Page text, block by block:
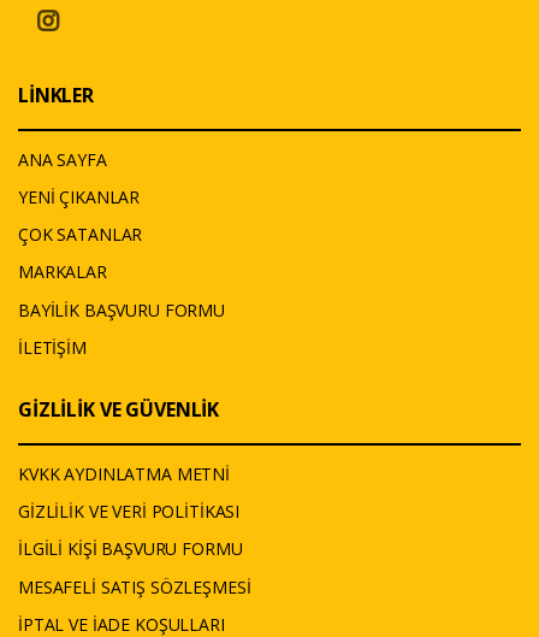
LİNKLER
ANA SAYFA
YENİ ÇIKANLAR
ÇOK SATANLAR
MARKALAR
BAYİLİK BAŞVURU FORMU
İLETİŞİM
GİZLİLİK VE GÜVENLİK
KVKK AYDINLATMA METNİ
GİZLİLİK VE VERİ POLİTİKASI
İLGİLİ KİŞİ BAŞVURU FORMU
MESAFELİ SATIŞ SÖZLEŞMESİ
İPTAL VE İADE KOŞULLARI